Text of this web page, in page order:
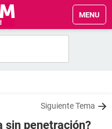
MENU
Siguiente Tema
sin penetración?